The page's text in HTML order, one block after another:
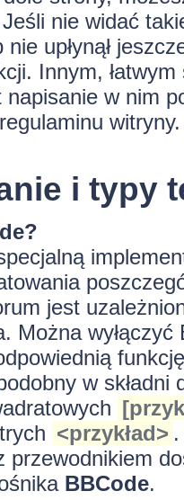
nie widać
nie upłynął
Innym,
napisanie w nim
witryny.
i typy
jest
Można
w
<przykład>
przewodnikiem
BBCode.